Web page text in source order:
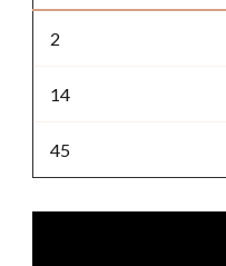
2
14
45